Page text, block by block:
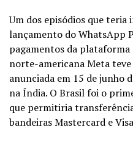
Um dos episódios que teria
lançamento do WhatsApp
pagamentos da
norte-americana Meta
anunciada em 15 de junho
na Índia. O Brasil foi o
que permitiria
bandeiras Mastercard e